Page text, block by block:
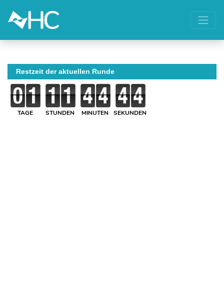
Restzeit der aktuellen Runde
TAGE STUNDEN MINUTEN SEKUNDEN